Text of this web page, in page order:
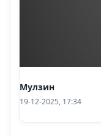
Мулзин
19-12-2025, 17:34